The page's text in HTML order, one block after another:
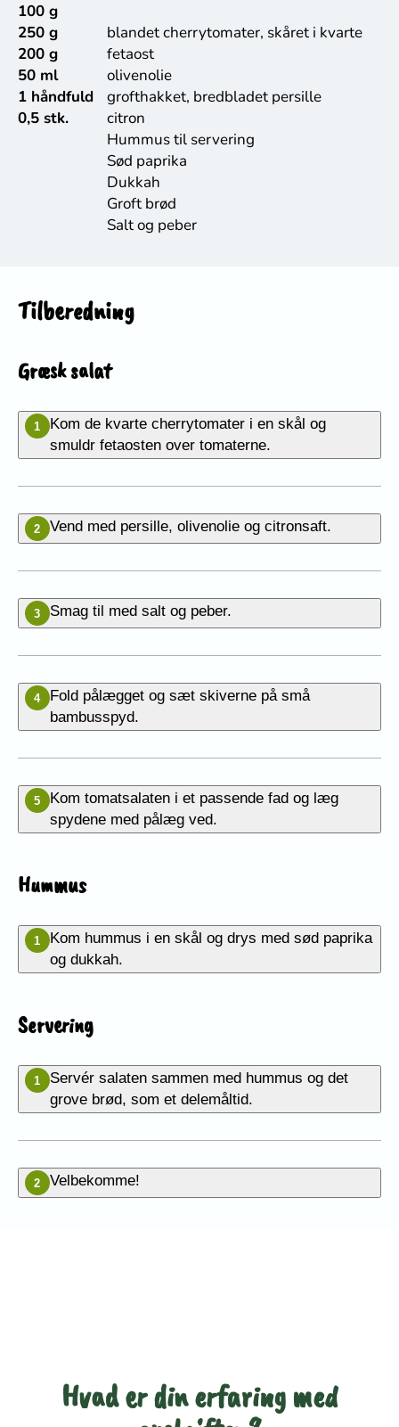
100 g
250 g
blandet cherrytomater, skåret i kvarte
200 g
fetaost
50 ml
olivenolie
1 håndfuld
grofthakket, bredbladet persille
0,5 stk.
citron
Hummus til servering
Sød paprika
Dukkah
Groft brød
Salt og peber
Tilberedning
Græsk salat
1
Kom de kvarte cherrytomater i en skål og
smuldr fetaosten over tomaterne.
2 Vend med persille, olivenolie og citronsaft.
3 Smag til med salt og peber.
4
Fold pålægget og sæt skiverne på små
bambusspyd.
5
Kom tomatsalaten i et passende fad og læg
spydene med pålæg ved.
Hummus
1
Kom hummus i en skål og drys med sød paprika
og dukkah.
Servering
1
Servér salaten sammen med hummus og det
grove brød, som et delemåltid.
2 Velbekomme!
Hvad er din erfaring med